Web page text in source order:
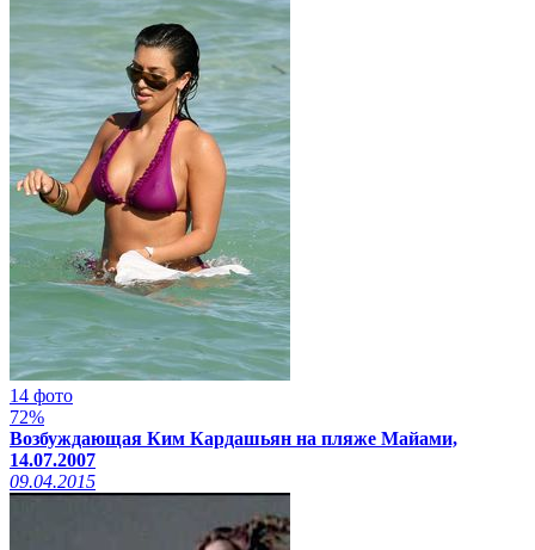
14 фото
72%
Возбуждающая Ким Кардашьян на пляже Майами,
14.07.2007
09.04.2015